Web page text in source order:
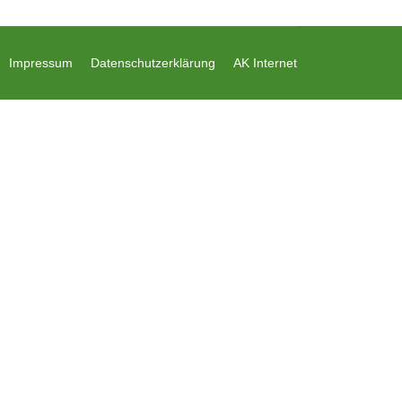
Impressum Datenschutzerklärung AK Internet